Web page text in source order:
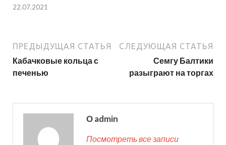
22.07.2021
ПРЕДЫДУЩАЯ СТАТЬЯ
Кабачковые кольца с
печенью
СЛЕДУЮЩАЯ СТАТЬЯ
Семгу Балтики
разыграют на торгах
О admin
Посмотреть все записи